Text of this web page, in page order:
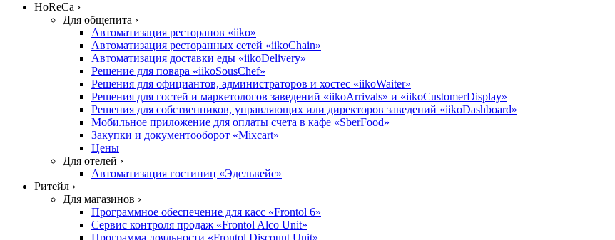
HoReCa ›
Для общепита ›
Автоматизация ресторанов «iiko»
Автоматизация ресторанных сетей «iikoChain»
Автоматизация доставки еды «iikoDelivery»
Решение для повара «iikoSousChef»
Решения для официантов, администраторов и хостес «iikoWaiter»
Решения для гостей и маркетологов заведений «iikoArrivals» и «iikoCustomerDisplay»
Решения для собственников, управляющих или директоров заведений «iikoDashboard»
Мобильное приложение для оплаты счета в кафе «SberFood»
Закупки и документооборот «Mixcart»
Цены
Для отелей ›
Автоматизация гостиниц «Эдельвейс»
Ритейл ›
Для магазинов ›
Программное обеспечение для касс «Frontol 6»
Сервис контроля продаж «Frontol Alco Unit»
Программа лояльности «Frontol Discount Unit»